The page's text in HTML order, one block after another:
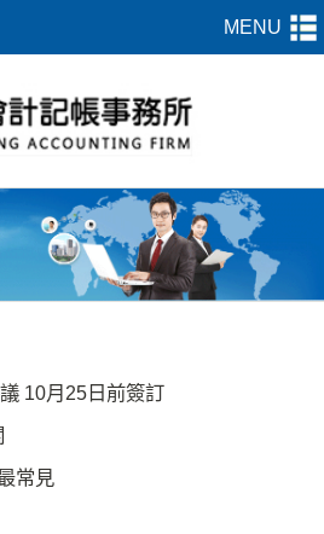
10月25日前簽訂
常見